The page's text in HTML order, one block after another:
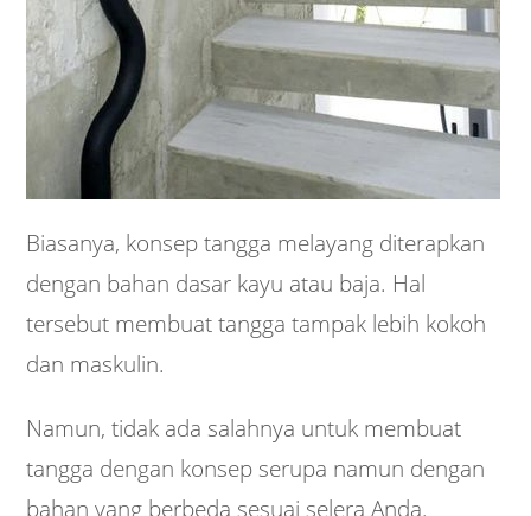
Biasanya, konsep tangga melayang diterapkan
dengan bahan dasar kayu atau baja. Hal
tersebut membuat tangga tampak lebih kokoh
dan maskulin.
Namun, tidak ada salahnya untuk membuat
tangga dengan konsep serupa namun dengan
bahan yang berbeda sesuai selera Anda.